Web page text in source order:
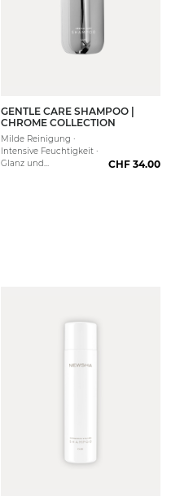
1000 ml
GENTLE CARE SHAMPOO |
CHROME COLLECTION
Milde Reinigung ·
Intensive Feuchtigkeit ·
Glanz und
CHF 34.00